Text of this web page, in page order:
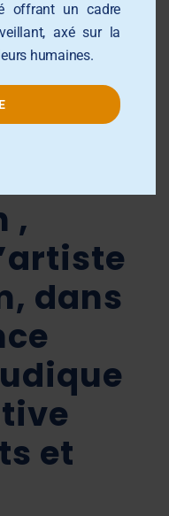
,
dans
et
offrant un cadre
axé sur la
humaines.